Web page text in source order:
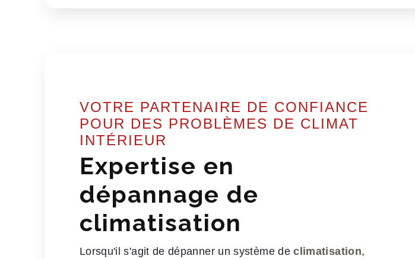
VOTRE PARTENAIRE DE CONFIANCE
POUR DES PROBLÈMES DE CLIMAT
INTÉRIEUR
Expertise en
dépannage de
climatisation
Lorsqu'il s'agit de dépanner un système declimatisation,